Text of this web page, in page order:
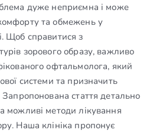
дуже неприємна і може
та обмежень у
Щоб справитися з
зорового образу, важливо
офтальмолога, який
системи та призначить
Запропонована стаття детально
можливі методи лікування
Наша клініка пропонує